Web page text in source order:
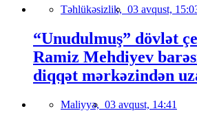
Təhlükəsizlik, 03 avqust,
“Unudulmuş” dövlət
Ramiz Mehdiyev
diqqət mərkəzindən
Maliyyə, 03 avqust, 14:41